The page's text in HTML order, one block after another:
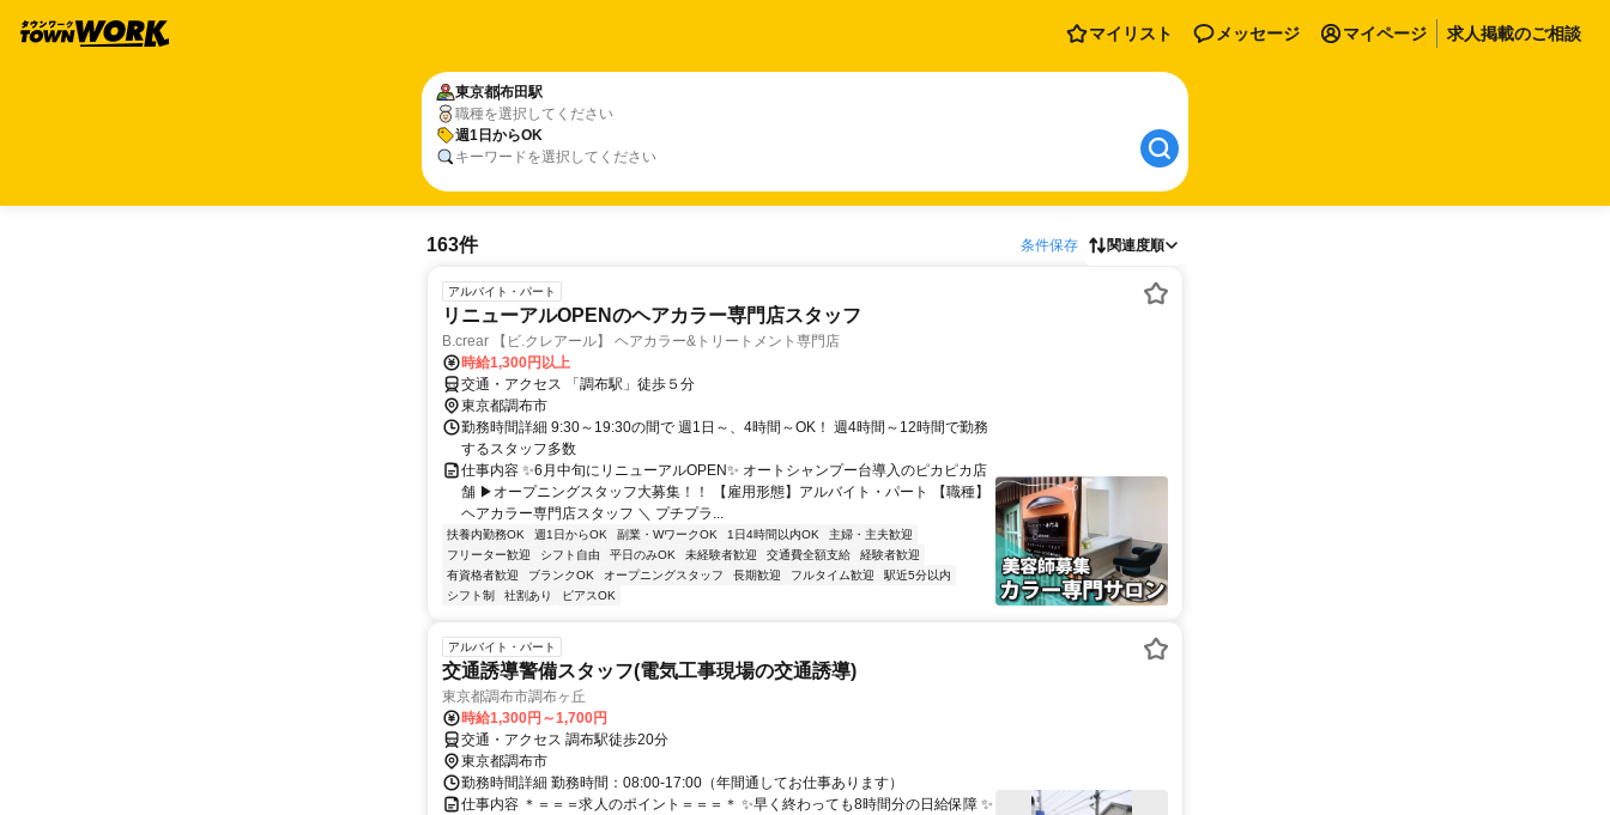
マイリスト メッセージ マイページ 求人掲載のご相談
東京都布田駅
職種を選択してください
週1日からOK
キーワードを選択してください
163件 条件保存 関連度順
アルバイト・パート
リニューアルOPENのヘアカラー専門店スタッフ
B.crear 【ビ.クレアール】 ヘアカラー&トリートメント専門店
時給1,300円以上
交通・アクセス 「調布駅」徒歩５分
東京都調布市
勤務時間詳細 9:30～19:30の間で 週1日～、4時間～OK！ 週4時間～12時間で勤務
するスタッフ多数
仕事内容 ✨6月中旬にリニューアルOPEN✨ オートシャンプー台導入のピカピカ店
舗 ▶オープニングスタッフ大募集！！ 【雇用形態】アルバイト・パート 【職種】
ヘアカラー専門店スタッフ ＼ プチプラ...
扶養内勤務OK 週1日からOK 副業・WワークOK 1日4時間以内OK
主婦・主夫歓迎
フリーター歓迎
シフト自由 平日のみOK 未経験者歓迎 交通費全額支給
経験者歓迎
有資格者歓迎
ブランクOK オープニングスタッフ 長期歓迎 フルタイム歓迎
駅近5分以内
シフト制
社割あり ピアスOK
アルバイト・パート
交通誘導警備スタッフ(電気工事現場の交通誘導)
東京都調布市調布ヶ丘
時給1,300円～1,700円
交通・アクセス 調布駅徒歩20分
東京都調布市
勤務時間詳細 勤務時間：08:00‐17:00（年間通してお仕事あります）
仕事内容 ＊＝＝＝求人のポイント＝＝＝＊ ✨早く終わっても8時間分の日給保障 ✨